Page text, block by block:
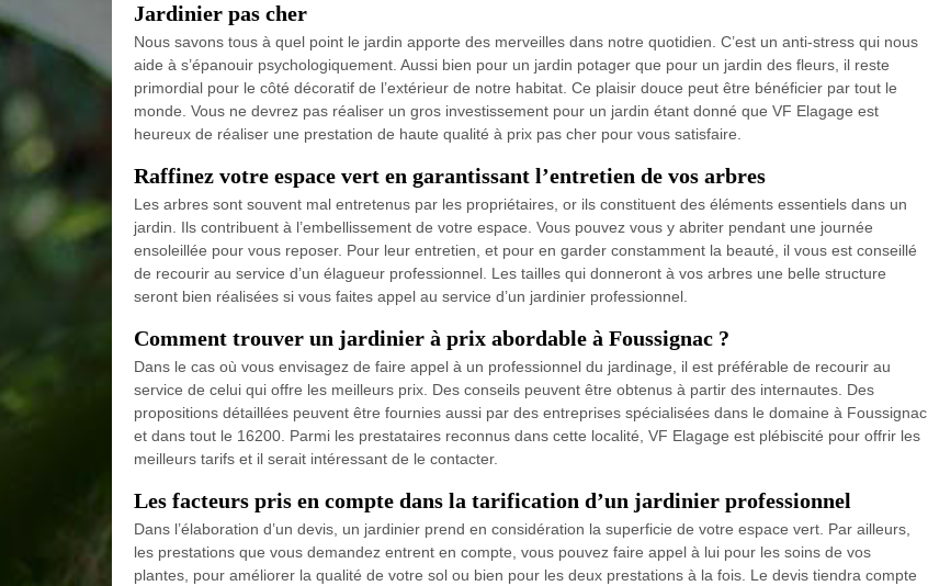
Jardinier pas cher
Nous savons tous à quel point le jardin apporte des merveilles dans notre quotidien. C’est un anti-stress qui nous
aide à s’épanouir psychologiquement. Aussi bien pour un jardin potager que pour un jardin des fleurs, il reste
primordial pour le côté décoratif de l’extérieur de notre habitat. Ce plaisir douce peut être bénéficier par tout le
monde. Vous ne devrez pas réaliser un gros investissement pour un jardin étant donné que VF Elagage est
heureux de réaliser une prestation de haute qualité à prix pas cher pour vous satisfaire.
Raffinez votre espace vert en garantissant l’entretien de vos arbres
Les arbres sont souvent mal entretenus par les propriétaires, or ils constituent des éléments essentiels dans un
jardin. Ils contribuent à l’embellissement de votre espace. Vous pouvez vous y abriter pendant une journée
ensoleillée pour vous reposer. Pour leur entretien, et pour en garder constamment la beauté, il vous est conseillé
de recourir au service d’un élagueur professionnel. Les tailles qui donneront à vos arbres une belle structure
seront bien réalisées si vous faites appel au service d’un jardinier professionnel.
Comment trouver un jardinier à prix abordable à Foussignac ?
Dans le cas où vous envisagez de faire appel à un professionnel du jardinage, il est préférable de recourir au
service de celui qui offre les meilleurs prix. Des conseils peuvent être obtenus à partir des internautes. Des
propositions détaillées peuvent être fournies aussi par des entreprises spécialisées dans le domaine à Foussignac
et dans tout le 16200. Parmi les prestataires reconnus dans cette localité, VF Elagage est plébiscité pour offrir les
meilleurs tarifs et il serait intéressant de le contacter.
Les facteurs pris en compte dans la tarification d’un jardinier professionnel
Dans l’élaboration d’un devis, un jardinier prend en considération la superficie de votre espace vert. Par ailleurs,
les prestations que vous demandez entrent en compte, vous pouvez faire appel à lui pour les soins de vos
plantes, pour améliorer la qualité de votre sol ou bien pour les deux prestations à la fois. Le devis tiendra compte